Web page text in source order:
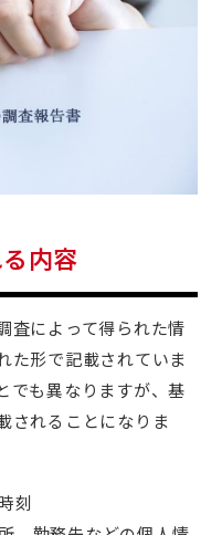
内容
査によって得られた情
た形で記載されていま
でも異なりますが、基
されることになりま
刻